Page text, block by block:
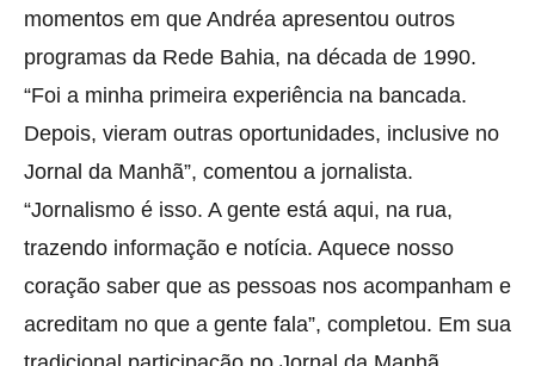
momentos em que Andréa apresentou outros
programas da Rede Bahia, na década de 1990.
“Foi a minha primeira experiência na bancada.
Depois, vieram outras oportunidades, inclusive no
Jornal da Manhã”, comentou a jornalista.
“Jornalismo é isso. A gente está aqui, na rua,
trazendo informação e notícia. Aquece nosso
coração saber que as pessoas nos acompanham e
acreditam no que a gente fala”, completou. Em sua